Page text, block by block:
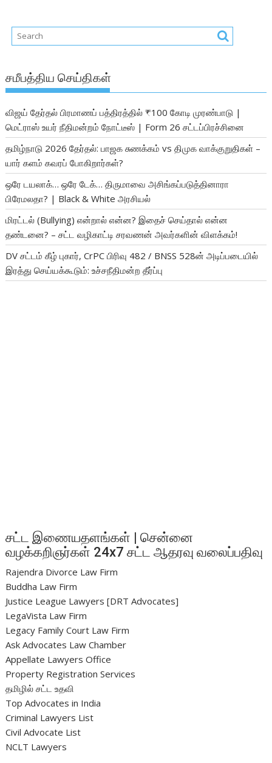
சமீபத்திய செய்திகள்
விஜய் தேர்தல் பிரமாணப் பத்திரத்தில் ₹100 கோடி முரண்பாடு |
மெட்ராஸ் உயர் நீதிமன்றம் நோட்டீஸ் | Form 26 சட்டப்பிரச்சினை
தமிழ்நாடு 2026 தேர்தல்: பாஜக சுணக்கம் vs திமுக வாக்குறுதிகள் –
யார் களம் கவரப் போகிறார்கள்?
ஒரே டயலாக்… ஒரே டேக்… திருமாவை அசிங்கப்படுத்தினாரா
பிரேமலதா? | Black & White அரசியல்
மிரட்டல் (Bullying) என்றால் என்ன? இதைச் செய்தால் என்ன
தண்டனை? – சட்ட வழிகாட்டி சரவணன் அவர்களின் விளக்கம்!
DV சட்டம் கீழ் புகார், CrPC பிரிவு 482 / BNSS 528ன் அடிப்படையில்
இரத்து செய்யக்கூடும்: உச்சநீதிமன்ற தீர்ப்பு
சட்ட இணையதளங்கள் | சென்னை
வழக்கறிஞர்கள் 24x7 சட்ட ஆதரவு வலைப்பதிவு
Rajendra Divorce Law Firm
Buddha Law Firm
Justice League Lawyers [DRT Advocates]
LegaVista Law Firm
Legacy Family Court Law Firm
Ask Advocates Law Chamber
Appellate Lawyers Office
Property Registration Services
தமிழில் சட்ட உதவி
Top Advocates in India
Criminal Lawyers List
Civil Advocate List
NCLT Lawyers